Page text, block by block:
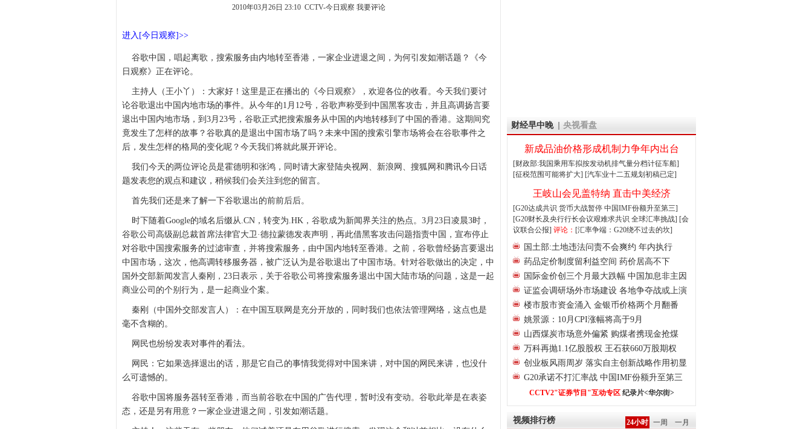
2010年03月26日 23:10 CCTV-今日观察 我要评论
进入[今日观察]>>
谷歌中国，唱起离歌，搜索服务由内地转至香港，一家企业进退之间，为何引发如潮话题？《今
日观察》正在评论。
主持人（王小丫）：大家好！这里是正在播出的《今日观察》，欢迎各位的收看。今天我们要讨
论谷歌退出中国内地市场的事件。从今年的1月12号，谷歌声称受到中国黑客攻击，并且高调扬言要
退出中国内地市场，到3月23号，谷歌正式把搜索服务从中国的内地转移到了中国的香港。这期间究
竟发生了怎样的故事？谷歌真的是退出中国市场了吗？未来中国的搜索引擎市场将会在谷歌事件之
后，发生怎样的格局的变化呢？今天我们将就此展开评论。
我们今天的两位评论员是霍德明和张鸿，同时请大家登陆央视网、新浪网、搜狐网和腾讯今日话
题发表您的观点和建议，稍候我们会关注到您的留言。
首先我们还是来了解一下谷歌退出的前前后后。
时下随着Google的域名后缀从.CN，转变为.HK，谷歌成为新闻界关注的热点。3月23日凌晨3时，
谷歌公司高级副总裁首席法律官大卫·德拉蒙德发表声明，再此借黑客攻击问题指责中国，宣布停止
对谷歌中国搜索服务的过滤审查，并将搜索服务，由中国内地转至香港。之前，谷歌曾经扬言要退出
中国市场，这次，他高调转移服务器，被广泛认为是谷歌退出了中国市场。针对谷歌做出的决定，中
国外交部新闻发言人秦刚，23日表示，关于谷歌公司将搜索服务退出中国大陆市场的问题，这是一起
商业公司的个别行为，是一起商业个案。
秦刚（中国外交部发言人）：在中国互联网是充分开放的，同时我们也依法管理网络，这点也是
毫不含糊的。
网民也纷纷发表对事件的看法。
网民：它如果选择退出的话，那是它自己的事情我觉得对中国来讲，对中国的网民来讲，也没什
么可遗憾的。
谷歌中国将服务器转至香港，而当前谷歌在中国的广告代理，暂时没有变动。谷歌此举是在表姿
态，还是另有用意？一家企业进退之间，引发如潮话题。
财经早中晚 央视看盘
新成品油价格形成机制力争年内出台
[财政部:我国乘用车拟按发动机排气量分档计征车船]
[征税范围可能将扩大] [汽车业十二五规划初稿已定]
王岐山会见盖特纳 直击中美经济
[G20达成共识 货币大战暂停 中国IMF份额升至第三]
[G20财长及央行行长会议艰难求共识 全球汇率挑战] [会
议联合公报] 评论： [汇率争端：G20绕不过去的坎]
国土部:土地违法问责不会爽约 年内执行
药品定价制度留利益空间 药价居高不下
国际金价创三个月最大跌幅 中国加息非主因
证监会调研场外市场建设 各地争夺战或上演
楼市股市资金涌入 金银币价格两个月翻番
姚景源：10月CPI涨幅将高于9月
山西煤炭市场意外偏紧 购煤者携现金抢煤
万科再抛1.1亿股股权 王石获660万股期权
创业板风雨周岁 落实自主创新战略作用初显
G20承诺不打汇率战 中国IMF份额升至第三
CCTV2"证券节目"互动专区 纪录片<华尔街>
视频排行榜 24小时 一周 一月